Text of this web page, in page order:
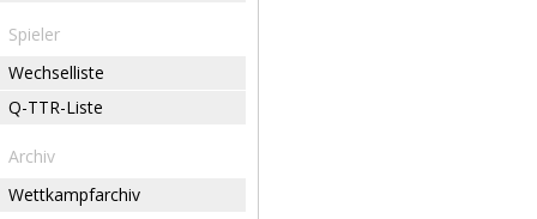
Spieler
Wechselliste
Q-TTR-Liste
Archiv
Wettkampfarchiv